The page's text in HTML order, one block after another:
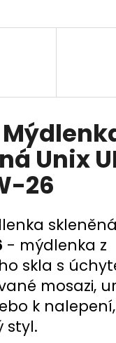
Unix
26
- mýdlenka z
skla s
mosazi,
k
styl.
HLEDAT